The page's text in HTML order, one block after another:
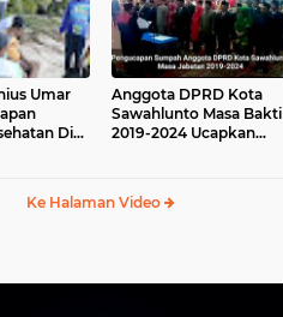
Umar
Di
Anggota DPRD Kota
Sawahlunto Masa Bakti
2019-2024 Ucapkan
Ke Halaman Video